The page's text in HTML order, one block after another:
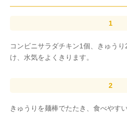
コンビニサラダチキン1個、きゅう
け、水気をよくきります。
きゅうりを麺棒でたたき、食べやす